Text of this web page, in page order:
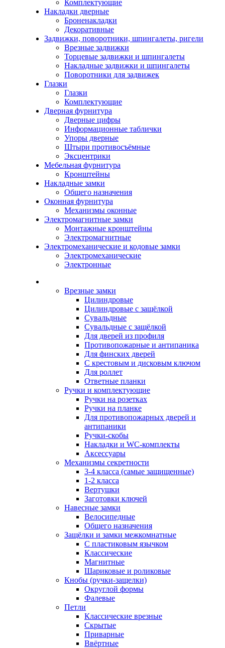
Комплектующие
Накладки дверные
Броненакладки
Декоративные
Задвижки, поворотники, шпингалеты, ригели
Врезные задвижки
Торцевые задвижки и шпингалеты
Накладные задвижки и шпингалеты
Поворотники для задвижек
Глазки
Глазки
Комплектующие
Дверная фурнитура
Дверные цифры
Информационные таблички
Упоры дверные
Штыри противосъёмные
Эксцентрики
Мебельная фурнитура
Кронштейны
Накладные замки
Общего назначения
Оконная фурнитура
Механизмы оконные
Электромагнитные замки
Монтажные кронштейны
Электромагнитные
Электромеханические и кодовые замки
Электромеханические
Электронные
Врезные замки
Цилиндровые
Цилиндровые с защёлкой
Сувальдные
Сувальдные с защёлкой
Для дверей из профиля
Противопожарные и антипаника
Для финских дверей
С крестовым и дисковым ключом
Для роллет
Ответные планки
Ручки и комплектующие
Ручки на розетках
Ручки на планке
Для противопожарных дверей и
антипаники
Ручки-скобы
Накладки и WC-комплекты
Аксессуары
Механизмы секретности
3-4 класса (самые защищенные)
1-2 класса
Вертушки
Заготовки ключей
Навесные замки
Велосипедные
Общего назначения
Защёлки и замки межкомнатные
С пластиковым язычком
Классические
Магнитные
Шариковые и роликовые
Кнобы (ручки-защелки)
Округлой формы
Фалевые
Петли
Классические врезные
Скрытые
Приварные
Ввёртные